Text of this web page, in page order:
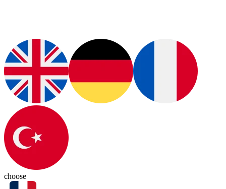
choose